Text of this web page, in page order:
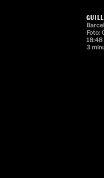
Foto:
18:48
3